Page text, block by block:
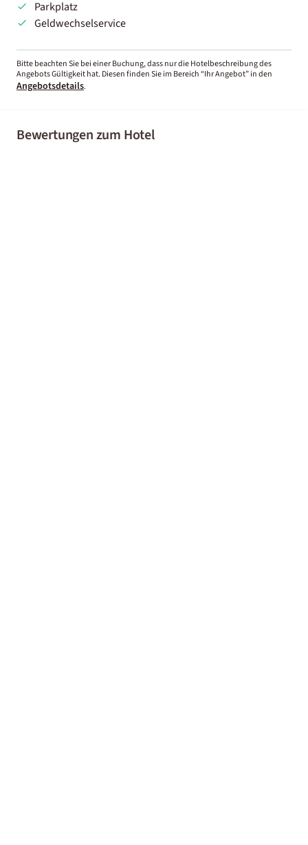
Parkplatz
Geldwechselservice
Bitte beachten Sie bei einer Buchung, dass nur die Hotelbeschreibung des
Angebots Gültigkeit hat. Diesen finden Sie im Bereich “Ihr Angebot” in den
Angebotsdetails.
Bewertungen zum Hotel